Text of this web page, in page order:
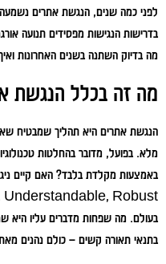
לפני כמה שנים, הנגשת אתרים נשמעה
בדרישות הנגישות מפסידים תנועה
מה בדיוק השתנה בשנים האחרונות
מה זה בכלל הנגשת
הנגשת אתרים היא תהליך שמבטיח
בעולם. מה שפחות מדברים עליו היא
בתנאי תאורה קשים – כולם נהנים מאתר מונגש.